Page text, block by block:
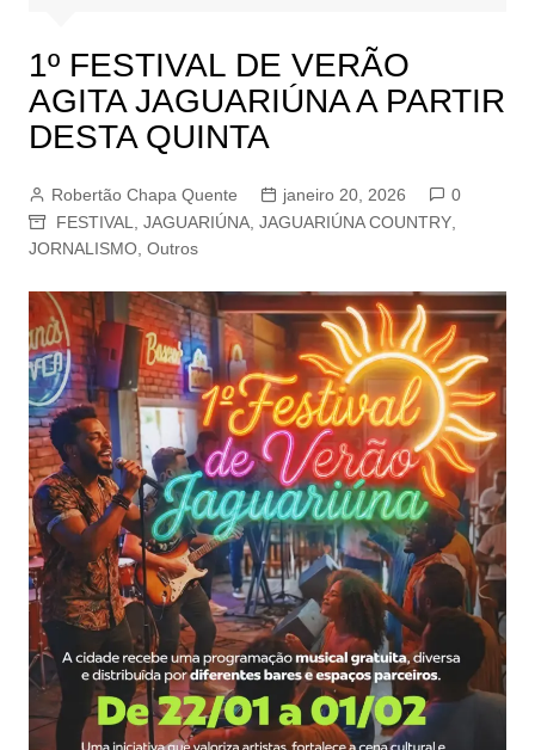
1º FESTIVAL DE VERÃO
AGITA JAGUARIÚNA A PARTIR
DESTA QUINTA
Robertão Chapa Quente janeiro 20, 2026
0
FESTIVAL
JAGUARIÚNA, JAGUARIÚNA COUNTRY,
JORNALISMO, Outros